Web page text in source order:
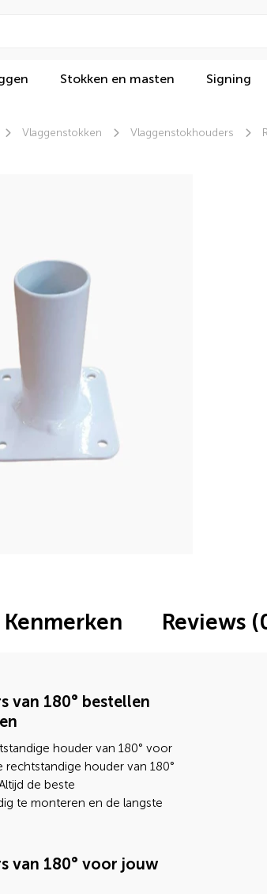
Stokken en masten Signing
Vlaggenstokken Vlaggenstokhouders
van 180° bestellen
houder van 180° voor
houder van 180°
de beste
te monteren en de langste
van 180° voor jouw
Kenmerken Reviews